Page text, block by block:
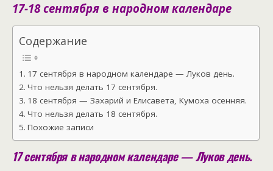
17-18 сентября в народном календаре
Содержание
17 сентября в народном календаре — Луков день.
Что нельзя делать 17 сентября.
18 сентября — Захарий и Елисавета, Кумоха осенняя.
Что нельзя делать 18 сентября.
Похожие записи
17 сентября в народном календаре — Луков день.